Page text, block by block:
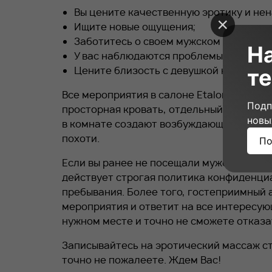
Вы цените качественную эротику и
Ищите новые ощущения;
Заботитесь о своем мужском здоровье;
У вас наблюдаются проблемы с
Цените близость с девушкой на всех
Все мероприятия в салоне Etalon
просторная кровать, отдельный душ и
в комнате создают возбуждающие
похоти.
Если вы ранее не посещали мужские
действует строгая политика
пребывания. Более того, гостеприимный
мероприятия и ответит на все
нужном месте и точно не сможете
Записывайтесь на эротический массаж
точно не пожалеете. Ждем Вас!